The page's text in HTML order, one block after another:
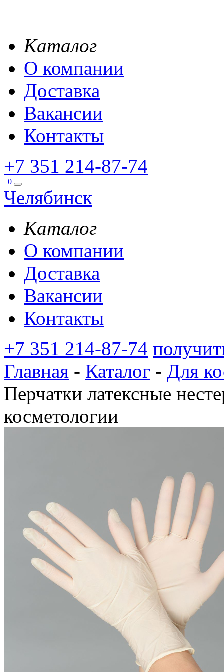
Каталог
О компании
Доставка
Вакансии
Контакты
+7 351 214-87-74
0
Челябинск
Каталог
О компании
Доставка
Вакансии
Контакты
+7 351 214-87-74
Главная - Каталог - Для
Перчатки латексные
косметологии